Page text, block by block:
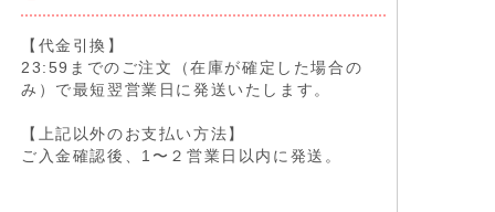
【代金引換】
23:59までのご注文（在庫が確定した場合の
み）で最短翌営業日に発送いたします。
【上記以外のお支払い方法】
ご入金確認後、1〜２営業日以内に発送。